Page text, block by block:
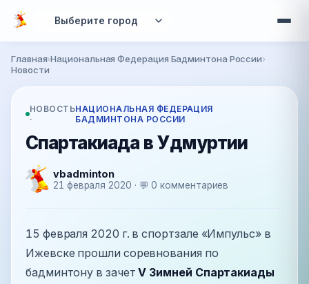
Перейти к основному содержанию
Вы здесь
Главная›Национальная Федерация Бадминтона России›
Новости
НОВОСТЬ
·
НАЦИОНАЛЬНАЯ ФЕДЕРАЦИЯ
БАДМИНТОНА РОССИИ
Спартакиада в Удмуртии
vbadminton
21 февраля 2020 · 💬 0 комментариев
15 февраля 2020 г. в спортзале «Импульс» в
Ижевске прошли соревнования по
бадминтону в зачет V Зимней Спартакиады